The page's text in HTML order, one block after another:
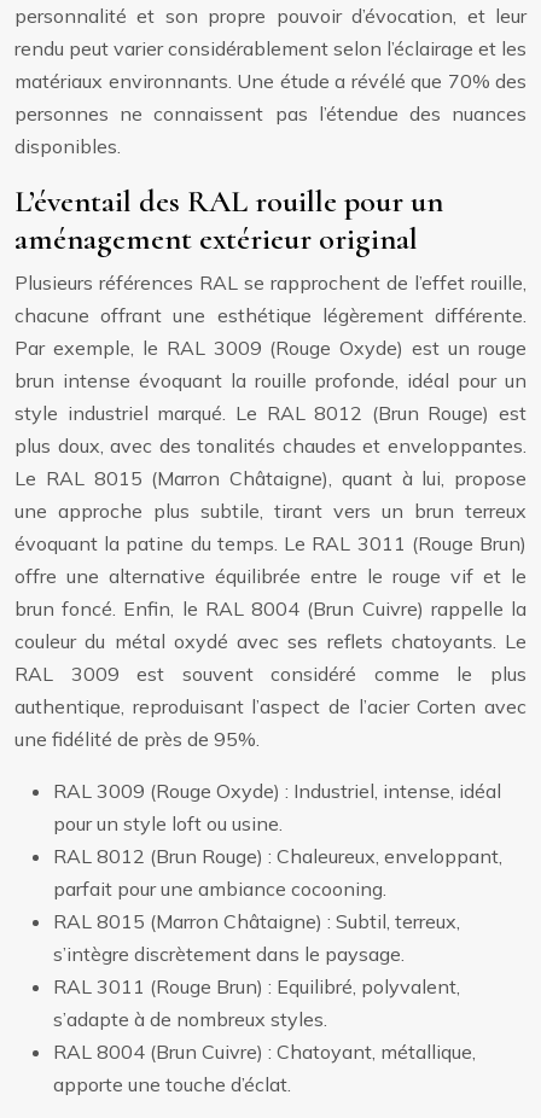
personnalité et son propre pouvoir d’évocation, et leur
rendu peut varier considérablement selon l’éclairage et les
matériaux environnants. Une étude a révélé que 70% des
personnes ne connaissent pas l’étendue des nuances
disponibles.
L’éventail des RAL rouille pour un
aménagement extérieur original
Plusieurs références RAL se rapprochent de l’effet rouille,
chacune offrant une esthétique légèrement différente.
Par exemple, le RAL 3009 (Rouge Oxyde) est un rouge
brun intense évoquant la rouille profonde, idéal pour un
style industriel marqué. Le RAL 8012 (Brun Rouge) est
plus doux, avec des tonalités chaudes et enveloppantes.
Le RAL 8015 (Marron Châtaigne), quant à lui, propose
une approche plus subtile, tirant vers un brun terreux
évoquant la patine du temps. Le RAL 3011 (Rouge Brun)
offre une alternative équilibrée entre le rouge vif et le
brun foncé. Enfin, le RAL 8004 (Brun Cuivre) rappelle la
couleur du métal oxydé avec ses reflets chatoyants. Le
RAL 3009 est souvent considéré comme le plus
authentique, reproduisant l’aspect de l’acier Corten avec
une fidélité de près de 95%.
RAL 3009 (Rouge Oxyde) : Industriel, intense, idéal
pour un style loft ou usine.
RAL 8012 (Brun Rouge) : Chaleureux, enveloppant,
parfait pour une ambiance cocooning.
RAL 8015 (Marron Châtaigne) : Subtil, terreux,
s’intègre discrètement dans le paysage.
RAL 3011 (Rouge Brun) : Equilibré, polyvalent,
s’adapte à de nombreux styles.
RAL 8004 (Brun Cuivre) : Chatoyant, métallique,
apporte une touche d’éclat.